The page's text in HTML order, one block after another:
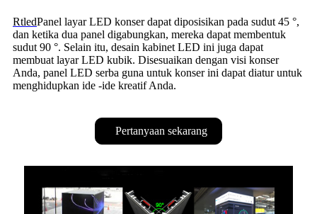
RtledPanel layar LED konser dapat diposisikan pada sudut 45 °,
dan ketika dua panel digabungkan, mereka dapat membentuk
sudut 90 °. Selain itu, desain kabinet LED ini juga dapat
membuat layar LED kubik. Disesuaikan dengan visi konser
Anda, panel LED serba guna untuk konser ini dapat diatur untuk
menghidupkan ide -ide kreatif Anda.
Pertanyaan sekarang